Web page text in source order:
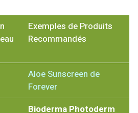
Exemples de Produits
Recommandés
Aloe Sunscreen de
Forever
Bioderma Photoderm